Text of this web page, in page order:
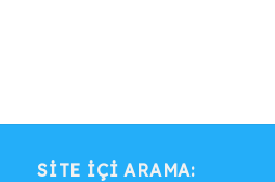
SITE IÇI ARAMA: